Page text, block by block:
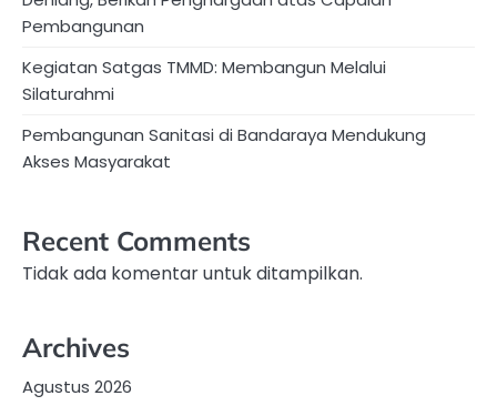
Pembangunan
Kegiatan Satgas TMMD: Membangun Melalui
Silaturahmi
Pembangunan Sanitasi di Bandaraya Mendukung
Akses Masyarakat
Recent Comments
Tidak ada komentar untuk ditampilkan.
Archives
Agustus 2026